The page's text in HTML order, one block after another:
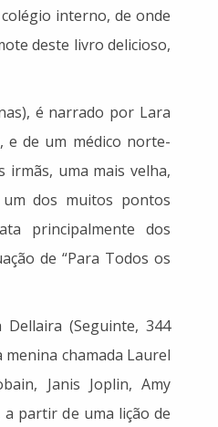
interno, de onde
deste livro delicioso,
é narrado por Lara
e de um médico norte-
irmãs, uma mais velha,
dos muitos pontos
principalmente dos
de “Para Todos os
(Seguinte, 344
chamada Laurel
Janis Joplin, Amy
a partir de uma lição de